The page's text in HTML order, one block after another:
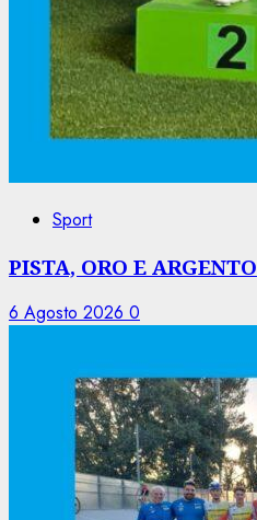
Sport
PISTA, ORO E ARGENTO
6 Agosto 2026 0